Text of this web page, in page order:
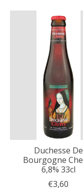
Duchesse De
Bourgogne
6,8% 33cl
€3,60